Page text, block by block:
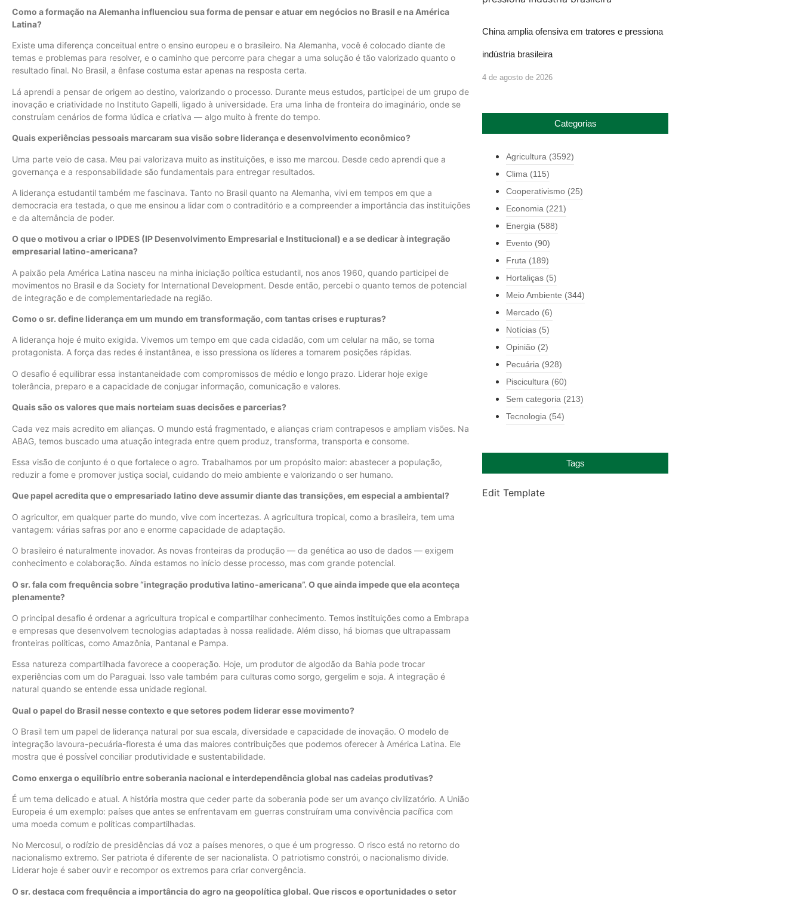
Como a formação na Alemanha influenciou sua forma de pensar e atuar em negócios no Brasil e na América
Latina?
Existe uma diferença conceitual entre o ensino europeu e o brasileiro. Na Alemanha, você é colocado diante de
temas e problemas para resolver, e o caminho que percorre para chegar a uma solução é tão valorizado quanto o
resultado final. No Brasil, a ênfase costuma estar apenas na resposta certa.
Lá aprendi a pensar de origem ao destino, valorizando o processo. Durante meus estudos, participei de um grupo de
inovação e criatividade no Instituto Gapelli, ligado à universidade. Era uma linha de fronteira do imaginário, onde se
construíam cenários de forma lúdica e criativa — algo muito à frente do tempo.
Quais experiências pessoais marcaram sua visão sobre liderança e desenvolvimento econômico?
Uma parte veio de casa. Meu pai valorizava muito as instituições, e isso me marcou. Desde cedo aprendi que a
governança e a responsabilidade são fundamentais para entregar resultados.
A liderança estudantil também me fascinava. Tanto no Brasil quanto na Alemanha, vivi em tempos em que a
democracia era testada, o que me ensinou a lidar com o contraditório e a compreender a importância das instituições
e da alternância de poder.
O que o motivou a criar o IPDES (IP Desenvolvimento Empresarial e Institucional) e a se dedicar à integração
empresarial latino-americana?
A paixão pela América Latina nasceu na minha iniciação política estudantil, nos anos 1960, quando participei de
movimentos no Brasil e da Society for International Development. Desde então, percebi o quanto temos de potencial
de integração e de complementariedade na região.
Como o sr. define liderança em um mundo em transformação, com tantas crises e rupturas?
A liderança hoje é muito exigida. Vivemos um tempo em que cada cidadão, com um celular na mão, se torna
protagonista. A força das redes é instantânea, e isso pressiona os líderes a tomarem posições rápidas.
O desafio é equilibrar essa instantaneidade com compromissos de médio e longo prazo. Liderar hoje exige
tolerância, preparo e a capacidade de conjugar informação, comunicação e valores.
Quais são os valores que mais norteiam suas decisões e parcerias?
Cada vez mais acredito em alianças. O mundo está fragmentado, e alianças criam contrapesos e ampliam visões. Na
ABAG, temos buscado uma atuação integrada entre quem produz, transforma, transporta e consome.
Essa visão de conjunto é o que fortalece o agro. Trabalhamos por um propósito maior: abastecer a população,
reduzir a fome e promover justiça social, cuidando do meio ambiente e valorizando o ser humano.
Que papel acredita que o empresariado latino deve assumir diante das transições, em especial a ambiental?
O agricultor, em qualquer parte do mundo, vive com incertezas. A agricultura tropical, como a brasileira, tem uma
vantagem: várias safras por ano e enorme capacidade de adaptação.
O brasileiro é naturalmente inovador. As novas fronteiras da produção — da genética ao uso de dados — exigem
conhecimento e colaboração. Ainda estamos no início desse processo, mas com grande potencial.
O sr. fala com frequência sobre “integração produtiva latino-americana”. O que ainda impede que ela aconteça
plenamente?
O principal desafio é ordenar a agricultura tropical e compartilhar conhecimento. Temos instituições como a Embrapa
e empresas que desenvolvem tecnologias adaptadas à nossa realidade. Além disso, há biomas que ultrapassam
fronteiras políticas, como Amazônia, Pantanal e Pampa.
Essa natureza compartilhada favorece a cooperação. Hoje, um produtor de algodão da Bahia pode trocar
experiências com um do Paraguai. Isso vale também para culturas como sorgo, gergelim e soja. A integração é
natural quando se entende essa unidade regional.
Qual o papel do Brasil nesse contexto e que setores podem liderar esse movimento?
O Brasil tem um papel de liderança natural por sua escala, diversidade e capacidade de inovação. O modelo de
integração lavoura-pecuária-floresta é uma das maiores contribuições que podemos oferecer à América Latina. Ele
mostra que é possível conciliar produtividade e sustentabilidade.
Como enxerga o equilíbrio entre soberania nacional e interdependência global nas cadeias produtivas?
É um tema delicado e atual. A história mostra que ceder parte da soberania pode ser um avanço civilizatório. A União
Europeia é um exemplo: países que antes se enfrentavam em guerras construíram uma convivência pacífica com
uma moeda comum e políticas compartilhadas.
No Mercosul, o rodízio de presidências dá voz a países menores, o que é um progresso. O risco está no retorno do
nacionalismo extremo. Ser patriota é diferente de ser nacionalista. O patriotismo constrói, o nacionalismo divide.
Liderar hoje é saber ouvir e recompor os extremos para criar convergência.
O sr. destaca com frequência a importância do agro na geopolítica global. Que riscos e oportunidades o setor
China amplia ofensiva em tratores e pressiona
indústria brasileira
4 de agosto de 2026
Categorias
Agricultura (3592)
Clima (115)
Cooperativismo (25)
Economia (221)
Energia (588)
Evento (90)
Fruta (189)
Hortaliças (5)
Meio Ambiente (344)
Mercado (6)
Notícias (5)
Opinião (2)
Pecuária (928)
Piscicultura (60)
Sem categoria (213)
Tecnologia (54)
Tags
Edit Template